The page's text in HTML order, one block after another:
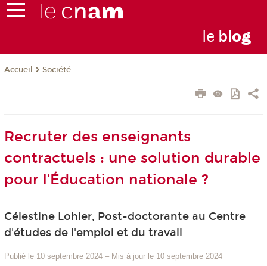
le blog
Accueil Société
Recruter des enseignants
contractuels : une solution durable
pour l’Éducation nationale ?
Célestine Lohier, Post-doctorante au Centre
d'études de l'emploi et du travail
Publié le 10 septembre 2024 – Mis à jour le 10 septembre 2024